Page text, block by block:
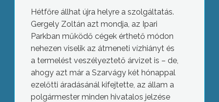
Hétfőre állhat újra helyre a szolgáltatás.
Gergely Zoltán azt mondja, az Ipari
Parkban működő cégek érthető módon
nehezen viselik az átmeneti vízhiányt és
a termelést veszélyeztető árvizet is – de,
ahogy azt már a Szarvágy két hónappal
ezelőtti áradásánál kifejtette, az állam a
polgármester minden hivatalos jelzése